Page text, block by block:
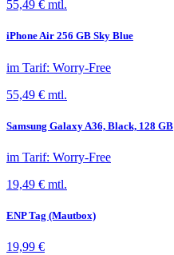
55,49 € mtl.
iPhone Air 256 GB Sky Blue
im Tarif: Worry-Free
55,49 € mtl.
Samsung Galaxy A36, Black, 128 GB
im Tarif: Worry-Free
19,49 € mtl.
ENP Tag (Mautbox)
19,99 €